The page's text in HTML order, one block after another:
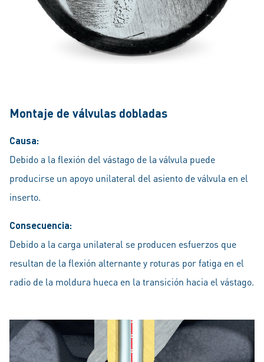
Montaje de válvulas dobladas
Causa:
Debido a la flexión del vástago de la válvula puede
producirse un apoyo unilateral del asiento de válvula en el
inserto.
Consecuencia:
Debido a la carga unilateral se producen esfuerzos que
resultan de la flexión alternante y roturas por fatiga en el
radio de la moldura hueca en la transición hacia el vástago.